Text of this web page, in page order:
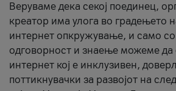
Веруваме дека секој поединец,
креатор има улога во градењето
интернет опкружување, и само со
одговорност и знаење можеме
интернет кој е инклузивен,
поттикнувачки за развојот на